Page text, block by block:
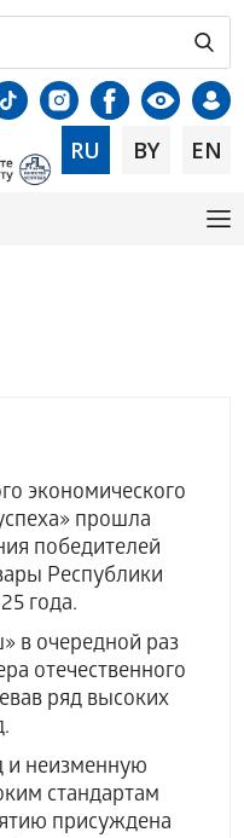
RU BY EN
экономического
прошла
победителей
Республики
года.
в очередной раз
отечественного
ряд высоких
и неизменную
стандартам
присуждена